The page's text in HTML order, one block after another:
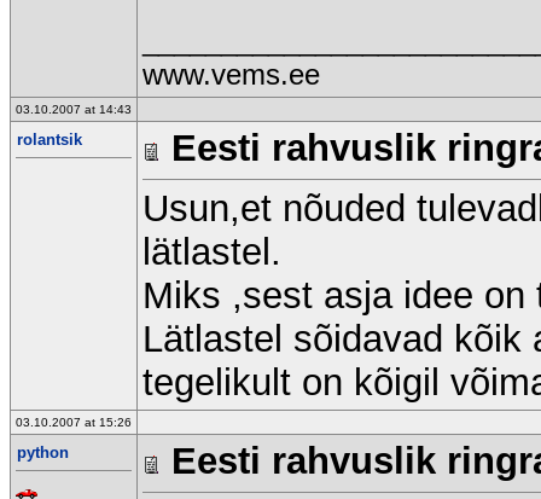
www.vems.ee
03.10.2007 at 14:43
rolantsik
Eesti rahvuslik
Usun,et nõuded
lätlastel.
Miks ,sest asja idee
Lätlastel sõidavad kõik
tegelikult on kõigil
03.10.2007 at 15:26
python
Eesti rahvuslik